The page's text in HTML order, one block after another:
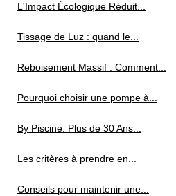
L'Impact Écologique Réduit...
Tissage de Luz : quand le...
Reboisement Massif : Comment...
Pourquoi choisir une pompe à...
By Piscine: Plus de 30 Ans...
Les critères à prendre en...
Conseils pour maintenir une...